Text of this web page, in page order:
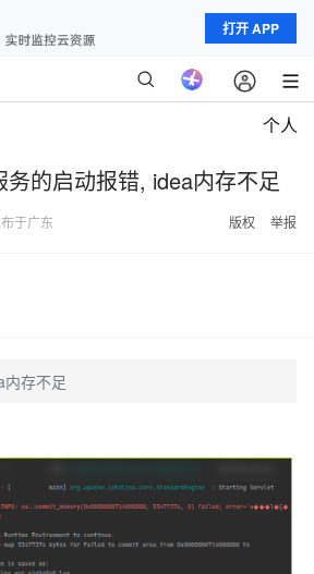
打开 APP
个人
的启动报错, idea内存不足
于广东 版权 举报
内存不足